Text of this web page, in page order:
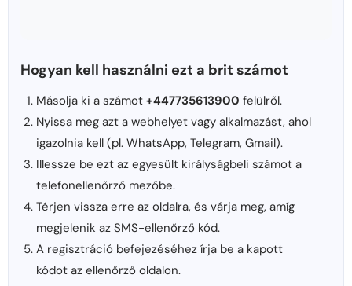
Hogyan kell használni ezt a brit számot
Másolja ki a számot +447735613900 felülről.
Nyissa meg azt a webhelyet vagy alkalmazást, ahol
igazolnia kell (pl. WhatsApp, Telegram, Gmail).
Illessze be ezt az egyesült királyságbeli számot a
telefonellenőrző mezőbe.
Térjen vissza erre az oldalra, és várja meg, amíg
megjelenik az SMS-ellenőrző kód.
A regisztráció befejezéséhez írja be a kapott
kódot az ellenőrző oldalon.